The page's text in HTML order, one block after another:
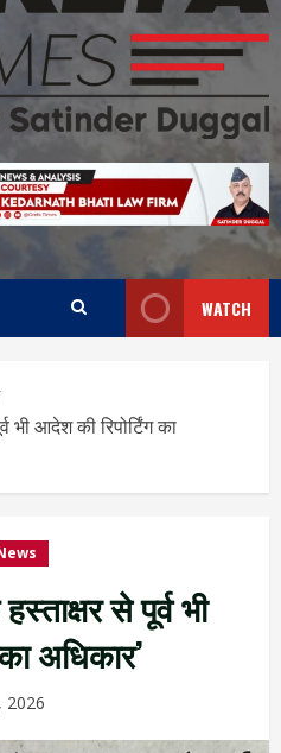
WATCH
भी आदेश की रिपोर्टिंग का
से पूर्व भी
अधिकार’
2026